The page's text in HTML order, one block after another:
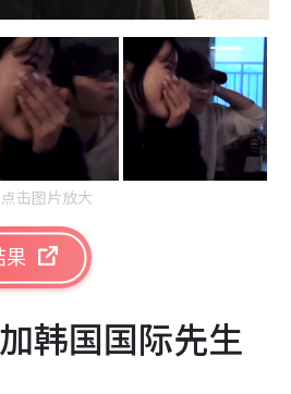
点击图片放大
果
韩国国际先生